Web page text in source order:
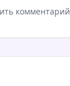
комментарий